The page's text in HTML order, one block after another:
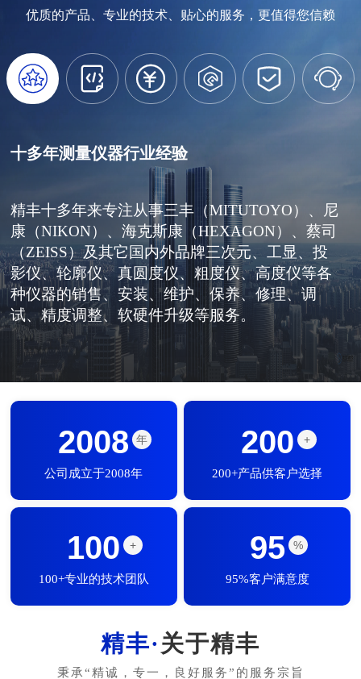
优质的产品、专业的技术、贴心的服务，更值得您信赖
     
十多年测量仪器行业经验
精丰十多年来专注从事三丰（MITUTOYO）、尼
康（NIKON）、海克斯康（HEXAGON）、蔡司
（ZEISS）及其它国内外品牌三次元、工显、投
影仪、轮廓仪、真圆度仪、粗度仪、高度仪等各
种仪器的销售、安装、维护、保养、修理、调
试、精度调整、软硬件升级等服务。
2008 年
公司成立于2008年
200 +
200+产品供客户选择
100 +
100+专业的技术团队
95 %
95%客户满意度
关于精丰